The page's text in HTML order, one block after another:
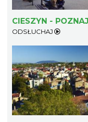
Ślad. Litera.
lecia Muzeum
Cieszyn
0.35 km
CIESZYN -
ODSŁUCHAJ